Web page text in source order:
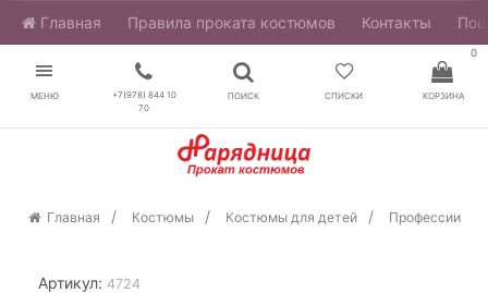
Главная ​Правила проката костюмов Контакты
МЕНЮ
+7(978) 844 10
70
ПОИСК СПИСКИ
0
КОРЗИНА
Главная Костюмы Костюмы для детей Профессии
Артикул: 4724